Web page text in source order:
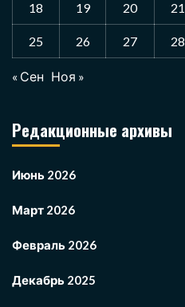
18 19 20 21
25 26 27 28
« Сен Ноя »
Редакционные архивы
Июнь 2026
Март 2026
Февраль 2026
Декабрь 2025